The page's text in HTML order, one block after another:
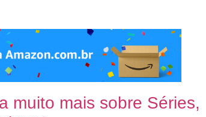
muito mais sobre Séries,